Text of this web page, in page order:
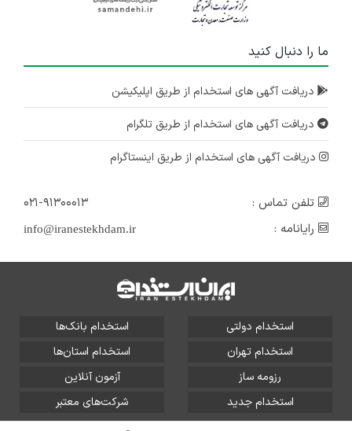
ما را دنبال کنید
دریافت آگهی های استخدام از طریق اپلیکیشن
دریافت آگهی های استخدام از طریق تلگرام
دریافت آگهی های استخدام از طریق اینستاگرام
تلفن تماس :
۰۲۱-۹۱۳۰۰۰۱۳
رایانامه :
info@iranestekhdam.ir
استخدام دولتی
استخدام بانک‌ها
استخدام تهران
استخدام استان‌ها
رزومه ساز
آزمون آنلاین
استخدام جدید
شرکت‌های معتبر